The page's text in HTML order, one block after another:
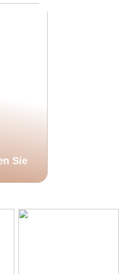
Sie